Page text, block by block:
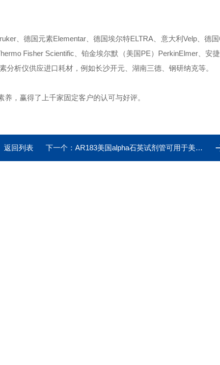
、德国元素Elementar、德国埃尔特ELTRA、意大利Velp、德
Fisher Scientific、铂金埃尔默（美国PE）PerkinElmer、安
析仪供应进口耗材，例如长沙开元、湖南三德、钢研纳克等。
，赢得了上千家固定客户的认可与好评。
返回列表 下一个： AR183美国alpha石英试剂管可用于美国力可leco